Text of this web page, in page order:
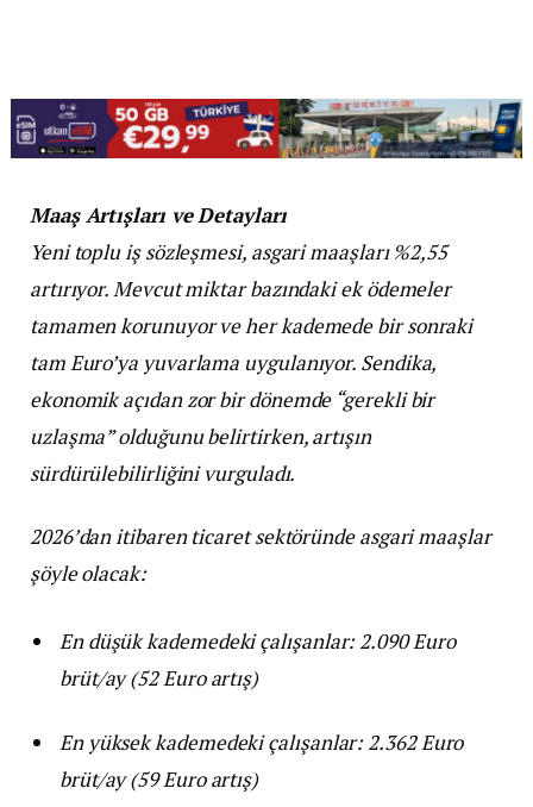
Maaş Artışları ve Detayları
Yeni toplu iş sözleşmesi, asgari maaşları %2,55
artırıyor. Mevcut miktar bazındaki ek ödemeler
tamamen korunuyor ve her kademede bir sonraki
tam Euro’ya yuvarlama uygulanıyor. Sendika,
ekonomik açıdan zor bir dönemde “gerekli bir
uzlaşma” olduğunu belirtirken, artışın
sürdürülebilirliğini vurguladı.
2026’dan itibaren ticaret sektöründe asgari maaşlar
şöyle olacak:
En düşük kademedeki çalışanlar: 2.090 Euro
brüt/ay (52 Euro artış)
En yüksek kademedeki çalışanlar: 2.362 Euro
brüt/ay (59 Euro artış)